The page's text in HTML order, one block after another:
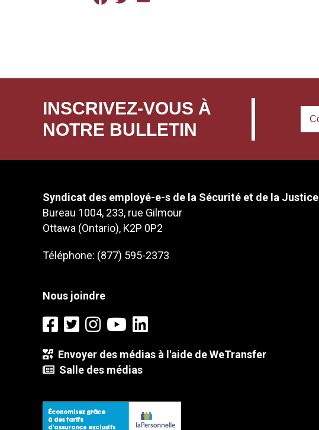
INSCRIVEZ-VOUS À
NOTRE BULLETIN
Syndicat des employé-e-s de la Sécurité et de la Justice
Bureau 1004, 233, rue Gilmour
Ottawa (Ontario), K2P 0P2
Téléphone: (877) 595-2373
Nous joindre
Envoyer des médias à l'aide de WeTransfer
Salle des médias